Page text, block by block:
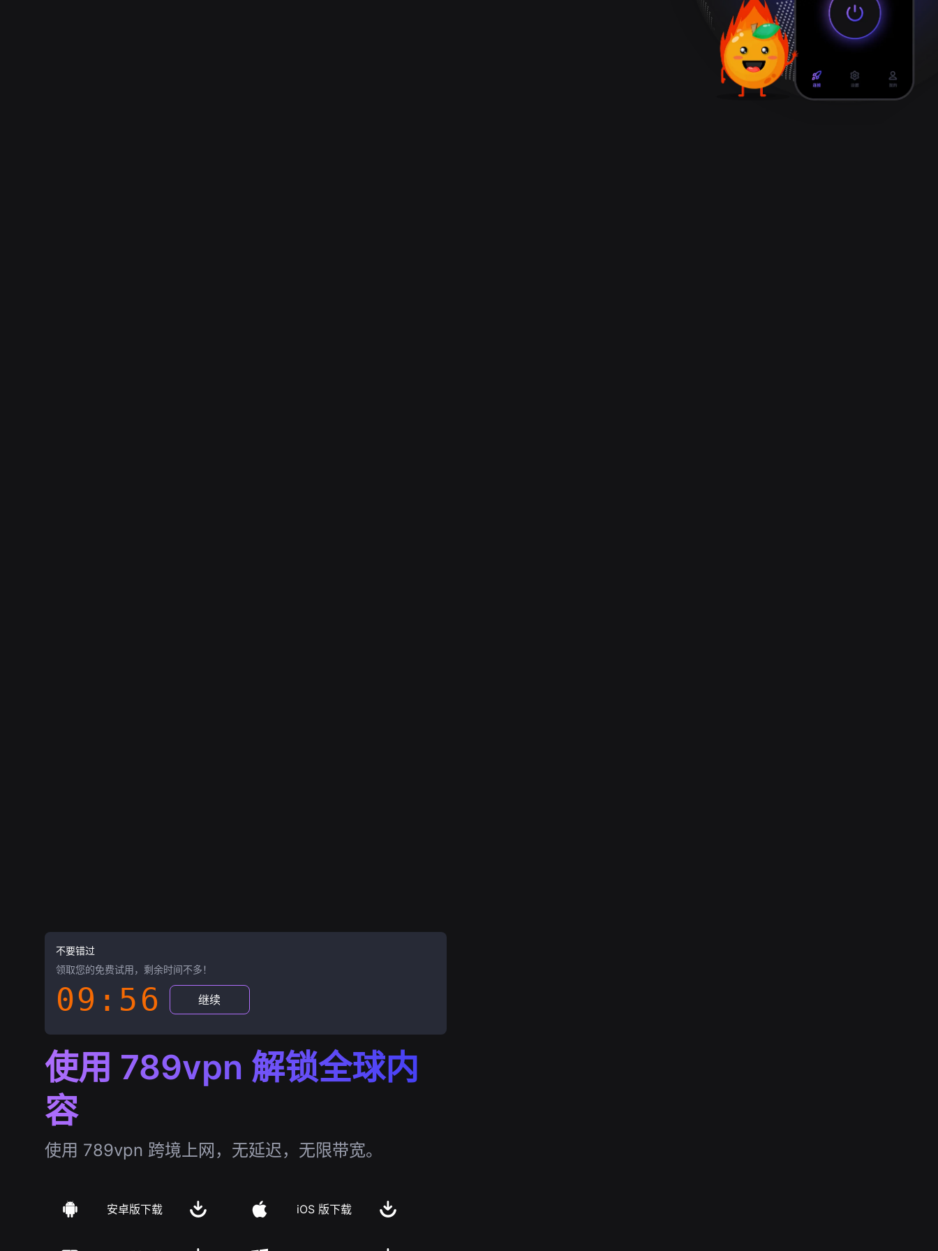
不要错过
领取您的免费试用，剩余时间不多！
09:55 继续
使用 789vpn 解锁全球内
容
使用 789vpn 跨境上网，无延迟，无限带宽。
安卓版下载 iOS 版下载